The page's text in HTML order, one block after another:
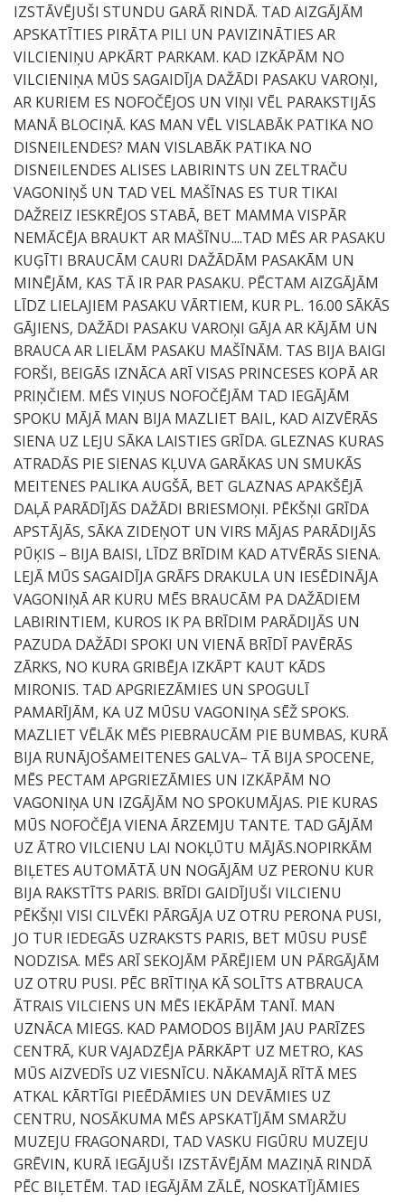
IZSTĀVĒJUŠI STUNDU GARĀ RINDĀ. TAD AIZGĀJĀM
APSKATĪTIES PIRĀTA PILI UN PAVIZINĀTIES AR
VILCIENIŅU APKĀRT PARKAM. KAD IZKĀPĀM NO
VILCIENIŅA MŪS SAGAIDĪJA DAŽĀDI PASAKU VAROŅI,
AR KURIEM ES NOFOČĒJOS UN VIŅI VĒL PARAKSTIJĀS
MANĀ BLOCIŅĀ. KAS MAN VĒL VISLABĀK PATIKA NO
DISNEILENDES? MAN VISLABĀK PATIKA NO
DISNEILENDES ALISES LABIRINTS UN ZELTRAČU
VAGONIŅŠ UN TAD VEL MAŠĪNAS ES TUR TIKAI
DAŽREIZ IESKRĒJOS STABĀ, BET MAMMA VISPĀR
NEMĀCĒJA BRAUKT AR MAŠĪNU....TAD MĒS AR PASAKU
KUĢĪTI BRAUCĀM CAURI DAŽĀDĀM PASAKĀM UN
MINĒJĀM, KAS TĀ IR PAR PASAKU. PĒCTAM AIZGĀJĀM
LĪDZ LIELAJIEM PASAKU VĀRTIEM, KUR PL. 16.00 SĀKĀS
GĀJIENS, DAŽĀDI PASAKU VAROŅI GĀJA AR KĀJĀM UN
BRAUCA AR LIELĀM PASAKU MAŠĪNĀM. TAS BIJA BAIGI
FORŠI, BEIGĀS IZNĀCA ARĪ VISAS PRINCESES KOPĀ AR
PRIŅČIEM. MĒS VIŅUS NOFOČĒJĀM TAD IEGĀJĀM
SPOKU MĀJĀ MAN BIJA MAZLIET BAIL, KAD AIZVĒRĀS
SIENA UZ LEJU SĀKA LAISTIES GRĪDA. GLEZNAS KURAS
ATRADĀS PIE SIENAS KĻUVA GARĀKAS UN SMUKĀS
MEITENES PALIKA AUGŠĀ, BET GLAZNAS APAKŠĒJĀ
DAĻĀ PARĀDĪJĀS DAŽĀDI BRIESMOŅI. PĒKŠŅI GRĪDA
APSTĀJĀS, SĀKA ZIDEŅOT UN VIRS MĀJAS PARĀDIJĀS
PŪĶIS – BIJA BAISI, LĪDZ BRĪDIM KAD ATVĒRĀS SIENA.
LEJĀ MŪS SAGAIDĪJA GRĀFS DRAKULA UN IESĒDINĀJA
VAGONIŅĀ AR KURU MĒS BRAUCĀM PA DAŽĀDIEM
LABIRINTIEM, KUROS IK PA BRĪDIM PARĀDIJĀS UN
PAZUDA DAŽĀDI SPOKI UN VIENĀ BRĪDĪ PAVĒRĀS
ZĀRKS, NO KURA GRIBĒJA IZKĀPT KAUT KĀDS
MIRONIS. TAD APGRIEZĀMIES UN SPOGULĪ
PAMARĪJĀM, KA UZ MŪSU VAGONIŅA SĒŽ SPOKS.
MAZLIET VĒLĀK MĒS PIEBRAUCĀM PIE BUMBAS, KURĀ
BIJA RUNĀJOŠAMEITENES GALVA– TĀ BIJA SPOCENE,
MĒS PECTAM APGRIEZĀMIES UN IZKĀPĀM NO
VAGONIŅA UN IZGĀJĀM NO SPOKUMĀJAS. PIE KURAS
MŪS NOFOČĒJA VIENA ĀRZEMJU TANTE. TAD GĀJĀM
UZ ĀTRO VILCIENU LAI NOKĻŪTU MĀJĀS.NOPIRKĀM
BIĻETES AUTOMĀTĀ UN NOGĀJĀM UZ PERONU KUR
BIJA RAKSTĪTS PARIS. BRĪDI GAIDĪJUŠI VILCIENU
PĒKŠŅI VISI CILVĒKI PĀRGĀJA UZ OTRU PERONA PUSI,
JO TUR IEDEGĀS UZRAKSTS PARIS, BET MŪSU PUSĒ
NODZISA. MĒS ARĪ SEKOJĀM PĀRĒJIEM UN PĀRGĀJĀM
UZ OTRU PUSI. PĒC BRĪTIŅA KĀ SOLĪTS ATBRAUCA
ĀTRAIS VILCIENS UN MĒS IEKĀPĀM TANĪ. MAN
UZNĀCA MIEGS. KAD PAMODOS BIJĀM JAU PARĪZES
CENTRĀ, KUR VAJADZĒJA PĀRKĀPT UZ METRO, KAS
MŪS AIZVEDĪS UZ VIESNĪCU. NĀKAMAJĀ RĪTĀ MES
ATKAL KĀRTĪGI PIEĒDĀMIES UN DEVĀMIES UZ
CENTRU, NOSĀKUMA MĒS APSKATĪJĀM SMARŽU
MUZEJU FRAGONARDI, TAD VASKU FIGŪRU MUZEJU
GRĒVIN, KURĀ IEGĀJUŠI IZSTĀVĒJĀM MAZIŅĀ RINDĀ
PĒC BIĻETĒM. TAD IEGĀJĀM ZĀLĒ, NOSKATĪJĀMIES